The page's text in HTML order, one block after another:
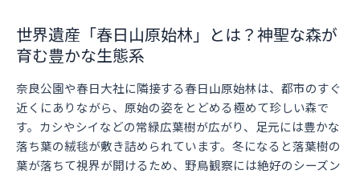
世界遺産「春日山原始林」とは？神聖な森が
育む豊かな生態系
奈良公園や春日大社に隣接する春日山原始林は、都市のすぐ
近くにありながら、原始の姿をとどめる極めて珍しい森で
す。カシやシイなどの常緑広葉樹が広がり、足元には豊かな
落ち葉の絨毯が敷き詰められています。冬になると落葉樹の
葉が落ちて視界が開けるため、野鳥観察には絶好のシーズン